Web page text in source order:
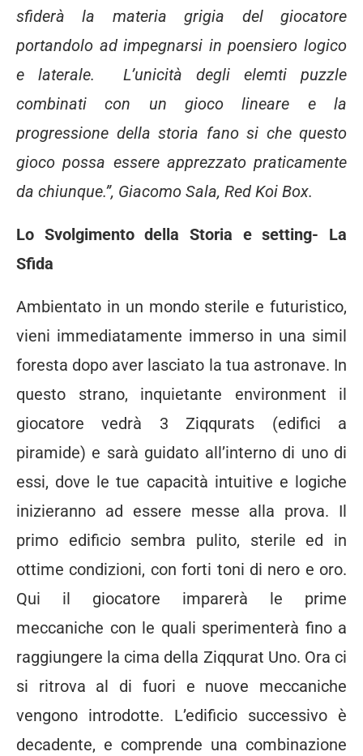
sfiderà la materia grigia del giocatore
portandolo ad impegnarsi in poensiero logico
e laterale. L’unicità degli elemti puzzle
combinati con un gioco lineare e la
progressione della storia fano si che questo
gioco possa essere apprezzato praticamente
da chiunque.”, Giacomo Sala, Red Koi Box.
Lo Svolgimento della Storia e setting- La
Sfida
Ambientato in un mondo sterile e futuristico,
vieni immediatamente immerso in una simil
foresta dopo aver lasciato la tua astronave. In
questo strano, inquietante environment il
giocatore vedrà 3 Ziqqurats (edifici a
piramide) e sarà guidato all’interno di uno di
essi, dove le tue capacità intuitive e logiche
inizieranno ad essere messe alla prova. Il
primo edificio sembra pulito, sterile ed in
ottime condizioni, con forti toni di nero e oro.
Qui il giocatore imparerà le prime
meccaniche con le quali sperimenterà fino a
raggiungere la cima della Ziqqurat Uno. Ora ci
si ritrova al di fuori e nuove meccaniche
vengono introdotte. L’edificio successivo è
decadente, e comprende una combinazione